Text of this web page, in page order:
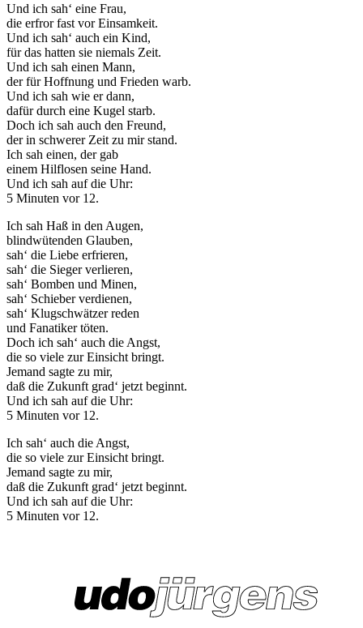
Und ich sah‘ eine Frau,
die erfror fast vor Einsamkeit.
Und ich sah‘ auch ein Kind,
für das hatten sie niemals Zeit.
Und ich sah einen Mann,
der für Hoffnung und Frieden warb.
Und ich sah wie er dann,
dafür durch eine Kugel starb.
Doch ich sah auch den Freund,
der in schwerer Zeit zu mir stand.
Ich sah einen, der gab
einem Hilflosen seine Hand.
Und ich sah auf die Uhr:
5 Minuten vor 12.
Ich sah Haß in den Augen,
blindwütenden Glauben,
sah‘ die Liebe erfrieren,
sah‘ die Sieger verlieren,
sah‘ Bomben und Minen,
sah‘ Schieber verdienen,
sah‘ Klugschwätzer reden
und Fanatiker töten.
Doch ich sah‘ auch die Angst,
die so viele zur Einsicht bringt.
Jemand sagte zu mir,
daß die Zukunft grad‘ jetzt beginnt.
Und ich sah auf die Uhr:
5 Minuten vor 12.
Ich sah‘ auch die Angst,
die so viele zur Einsicht bringt.
Jemand sagte zu mir,
daß die Zukunft grad‘ jetzt beginnt.
Und ich sah auf die Uhr:
5 Minuten vor 12.